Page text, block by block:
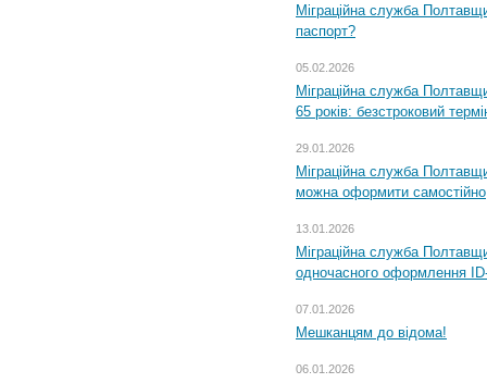
Міграційна служба
паспорт?
05.02.2026
Міграційна служба
65 років: безстроковий
29.01.2026
Міграційна служба
можна оформити самостійно
13.01.2026
Міграційна служба
одночасного оформлення
07.01.2026
Мешканцям до відома!
06.01.2026